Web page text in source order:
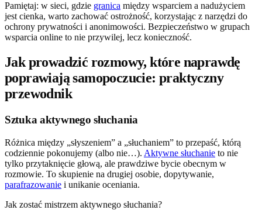
Pamiętaj: w sieci, gdzie granica między wsparciem a nadużyciem
jest cienka, warto zachować ostrożność, korzystając z narzędzi do
ochrony prywatności i anonimowości. Bezpieczeństwo w grupach
wsparcia online to nie przywilej, lecz konieczność.
Jak prowadzić rozmowy, które naprawdę
poprawiają samopoczucie: praktyczny
przewodnik
Sztuka aktywnego słuchania
Różnica między „słyszeniem” a „słuchaniem” to przepaść, którą
codziennie pokonujemy (albo nie…). Aktywne słuchanie to nie
tylko przytaknięcie głową, ale prawdziwe bycie obecnym w
rozmowie. To skupienie na drugiej osobie, dopytywanie,
parafrazowanie i unikanie oceniania.
Jak zostać mistrzem aktywnego słuchania?